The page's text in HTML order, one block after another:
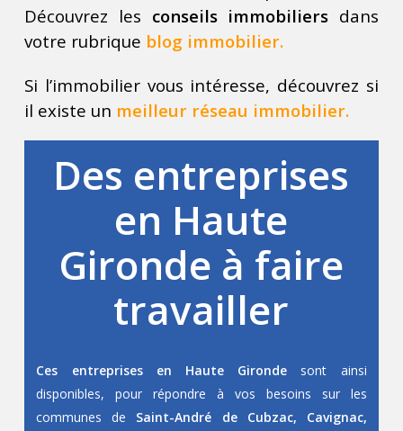
Découvrez les conseils immobiliers dans
votre rubrique blog immobilier.
Si l’immobilier vous intéresse, découvrez si
il existe un meilleur réseau immobilier.
Des entreprises
en Haute
Gironde à faire
travailler
Ces entreprises en Haute Gironde sont ainsi
disponibles, pour répondre à vos besoins sur les
communes de Saint-André de Cubzac, Cavignac,